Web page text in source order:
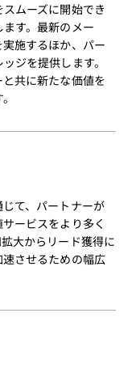
ムーズに開始でき
す。最新のメー
施するほか、パー
ジを提供します。
共に新たな価値を
て、パートナーが
ービスをより多く
大からリード獲得に
させるための幅広